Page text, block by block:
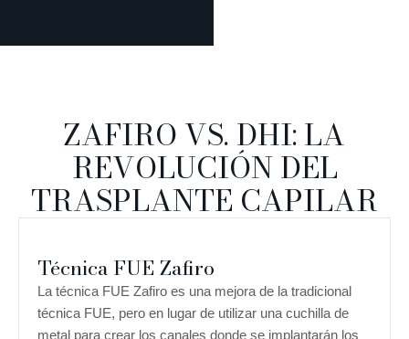
ZAFIRO VS. DHI: LA
REVOLUCIÓN DEL
TRASPLANTE CAPILAR
Técnica FUE Zafiro
La técnica FUE Zafiro es una mejora de la tradicional
técnica FUE, pero en lugar de utilizar una cuchilla de
metal para crear los canales donde se implantarán los